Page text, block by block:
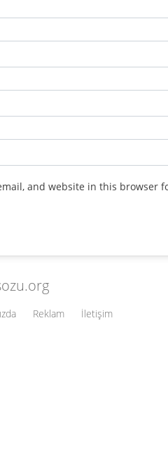
and website in this browser
Reklam İletişim